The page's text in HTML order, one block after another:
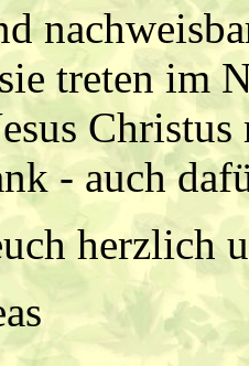
treten im
- auch
herzlich